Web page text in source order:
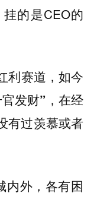
的是CEO的
利赛道，如今
发财”，在经
有过羡慕或者
内外，各有困